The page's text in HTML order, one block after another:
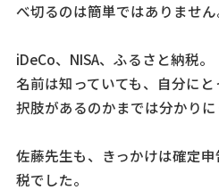
べ切るのは簡単ではありません
iDeCo、NISA、ふるさと納税。
名前は知っていても、自分に
択肢があるのかまでは分かりに
佐藤先生も、きっかけは確定
税でした。